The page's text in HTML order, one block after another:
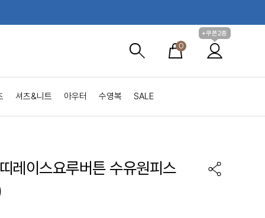
0
+쿠폰2종
셔츠&니트 아우터 수영복 SALE
레이스요루버튼 수유원피스